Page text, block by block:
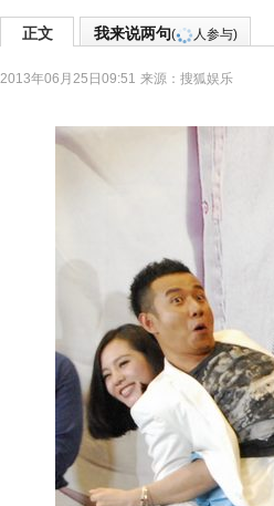
正文 我来说两句( 人参与)
2013年06月25日09:51 来源： 搜狐娱乐